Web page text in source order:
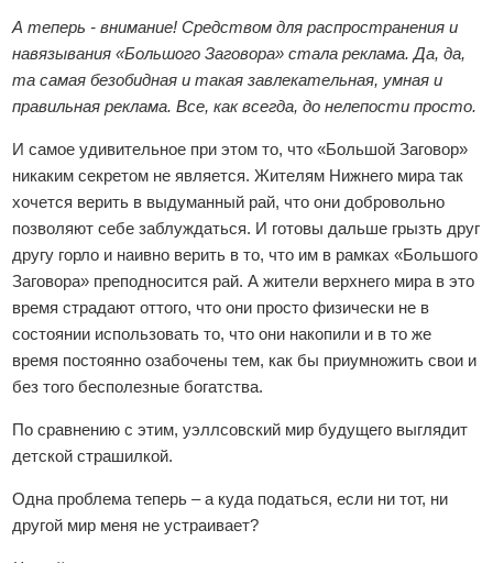
А теперь - внимание! Средством для распространения и
навязывания «Большого Заговора» стала реклама. Да, да,
та самая безобидная и такая завлекательная, умная и
правильная реклама. Все, как всегда, до нелепости просто.
И самое удивительное при этом то, что «Большой Заговор»
никаким секретом не является. Жителям Нижнего мира так
хочется верить в выдуманный рай, что они добровольно
позволяют себе заблуждаться. И готовы дальше грызть друг
другу горло и наивно верить в то, что им в рамках «Большого
Заговора» преподносится рай. А жители верхнего мира в это
время страдают оттого, что они просто физически не в
состоянии использовать то, что они накопили и в то же
время постоянно озабочены тем, как бы приумножить свои и
без того бесполезные богатства.
По сравнению с этим, уэллсовский мир будущего выглядит
детской страшилкой.
Одна проблема теперь – а куда податься, если ни тот, ни
другой мир меня не устраивает?